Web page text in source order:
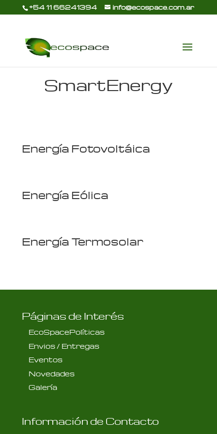
+54 11 66241394 info@ecospace.com.ar
SmartEnergy
Energía Fotovoltáica
Energía Eólica
Energía Termosolar
Páginas de Interés
EcoSpacePolíticas
Envios / Entregas
Eventos
Novedades
Galería
Información de Contacto